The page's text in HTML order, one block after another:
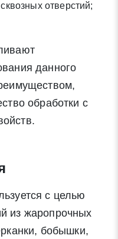
отверстий;
данного
обработки с
с целью
из жаропрочных
бобышки,